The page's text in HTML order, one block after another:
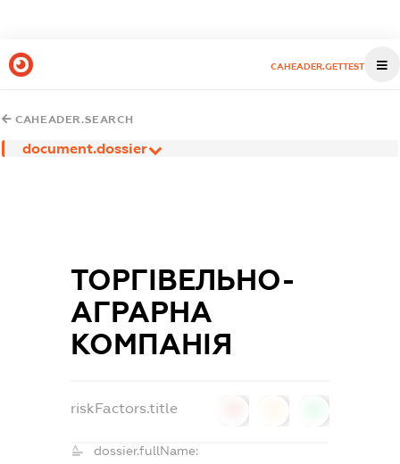
CAHEADER.GETTEST
CAHEADER.SEARCH
document.dossier
ТОРГІВЕЛЬНО-
АГРАРНА
КОМПАНІЯ
riskFactors.title
dossier.fullName: